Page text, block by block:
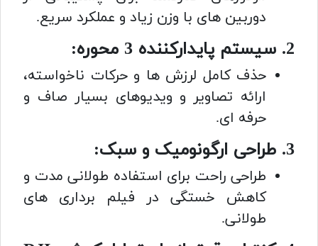
دوربین های با وزن زیاد و عملکرد سریع.
2. سیستم پایدارکننده 3 محوره:
حذف کامل لرزش ها و حرکات ناخواسته،
ارائه تصاویر و ویدیوهای بسیار صاف و
حرفه ای.
3. طراحی ارگونومیک و سبک:
طراحی راحت برای استفاده طولانی مدت و
کاهش خستگی در فیلم برداری های
طولانی.